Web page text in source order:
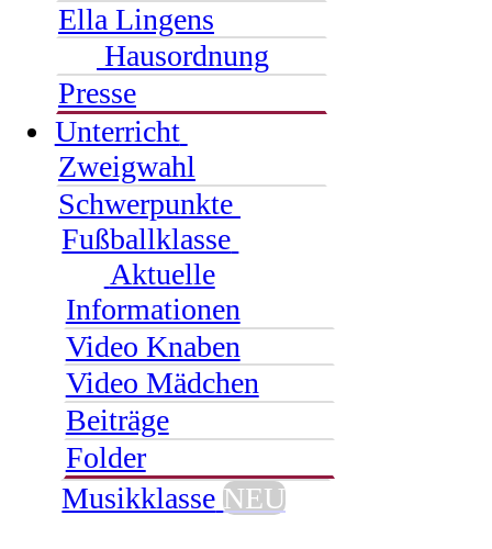
Ella Lingens
Hausordnung
Presse
Unterricht
Zweigwahl
Schwerpunkte
Fußballklasse
Aktuelle
Informationen
Video Knaben
Video Mädchen
Beiträge
Folder
Musikklasse NEU